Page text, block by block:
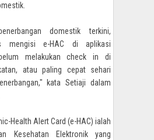
domestik terkini,
mengisi e-HAC di aplikasi
melakukan check in di
atau paling cepat sehari
kata Setiaji dalam
Health Alert Card (e-HAC) ialah
Kesehatan Elektronik yang